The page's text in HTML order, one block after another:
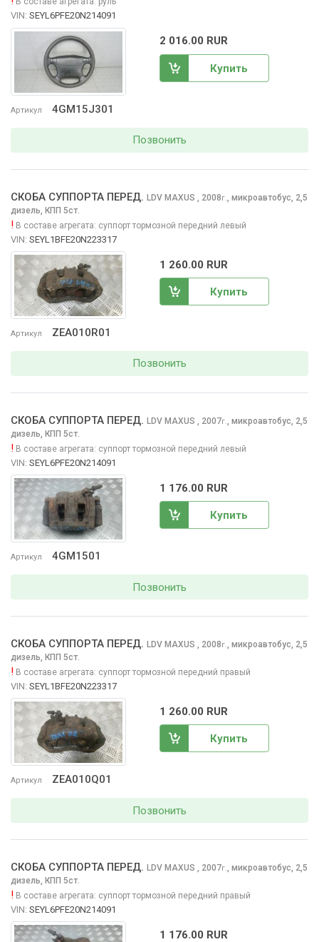
Артикул 4GM15J301
VIN: SEYL6PFE20N214091
2 016.00 RUR
Купить
Позвонить
Артикул ZEA010R01
СКОБА СУППОРТА ПЕРЕД. LDV MAXUS , 2008г.
микроавтобус, 2,5
дизель, КПП 5ст.
! В составе агрегата: суппорт тормозной передний левый
VIN: SEYL1BFE20N223317
1 260.00 RUR
Купить
Позвонить
Артикул 4GM1501
СКОБА СУППОРТА ПЕРЕД. LDV MAXUS , 2007г.
микроавтобус, 2,5
дизель, КПП 5ст.
! В составе агрегата: суппорт тормозной передний левый
VIN: SEYL6PFE20N214091
1 176.00 RUR
Купить
Позвонить
Артикул ZEA010Q01
СКОБА СУППОРТА ПЕРЕД. LDV MAXUS , 2008г. микроавтобус, 2,5
дизель, КПП 5ст.
! В составе агрегата: суппорт тормозной передний правый
VIN: SEYL1BFE20N223317
1 260.00 RUR
Купить
Позвонить
СКОБА СУППОРТА ПЕРЕД. LDV MAXUS , 2007г. микроавтобус, 2,5
дизель, КПП 5ст.
! В составе агрегата: суппорт тормозной передний правый
VIN: SEYL6PFE20N214091
1 176.00 RUR